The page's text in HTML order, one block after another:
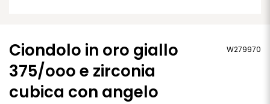
Ciondolo in oro giallo
375/ooo e zirconia
cubica con angelo
W279970